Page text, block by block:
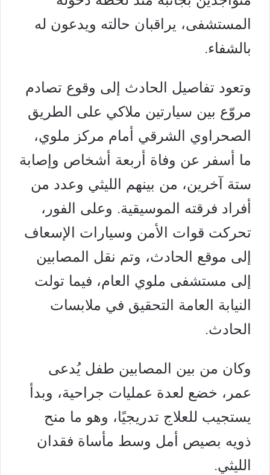
المستشفى، يراقبان حالته ويدعون له
بالشفاء.
وتعود تفاصيل الحادث إلى وقوع تصادم
مروّع بين سيارتين ملاكي على الطريق
الصحراوي الشرقي أمام مركز ملوي،
ما أسفر عن وفاة أربعة أشخاص وإصابة
ستة آخرين، من بينهم الليثي وعدد من
أفراد فرقته الموسيقية. وعلى الفور،
تحركت قوات الأمن وسيارات الإسعاف
إلى موقع الحادث، وتم نقل المصابين
إلى مستشفى ملوي العام، فيما تولت
النيابة العامة التحقيق في ملابسات
الحادث.
وكان من بين المصابين طفل يُدعى
عمر، خضع لعدة عمليات جراحية، وبدأ
يستجيب للعلاج تدريجيًا، وهو ما منح
ذويه بصيص أمل وسط مأساة فقدان
الليثي.